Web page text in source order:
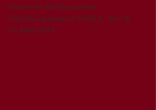
Gewinner des Deutschen
Fotobuchpreises in Halle 6.  Vom 8. -
10. März 2019.